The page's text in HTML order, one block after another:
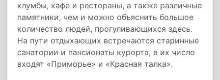
клумбы, кафе и рестораны, а также различные
памятники, чем и можно объяснить большое
количество людей, прогуливающихся здесь.
На пути отдыхающих встречаются старинные
санатории и пансионаты курорта, в их число
входят «Приморье» и «Красная талка».